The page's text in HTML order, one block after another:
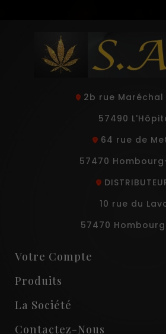
2b rue Maréchal
57490
64 rue de
57470
10 rue du
57470
Votre Compte
Produits
La Société
Contactez-Nous